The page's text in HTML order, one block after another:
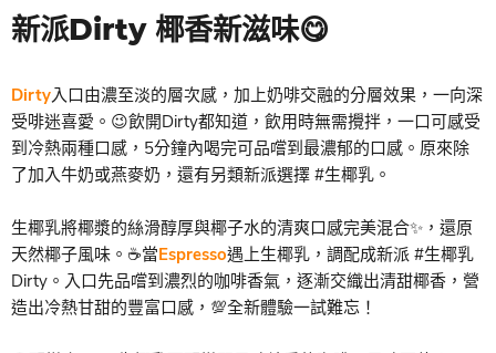
新派Dirty 椰香新滋味😋
Dirty入口由濃至淡的層次感，加上奶啡交融的分層效果，一向深
受啡迷喜愛。😉飲開Dirty都知道，飲用時無需攪拌，一口可感受
到冷熱兩種口感，5分鐘內喝完可品嚐到最濃郁的口感。原來除
了加入牛奶或燕麥奶，還有另類新派選擇 #生椰乳。
生椰乳將椰漿的絲滑醇厚與椰子水的清爽口感完美混合✨，還原
天然椰子風味。☕當Espresso遇上生椰乳，調配成新派 #生椰乳
Dirty。入口先品嚐到濃烈的咖啡香氣，逐漸交織出清甜椰香，營
造出冷熱甘甜的豐富口感，💯全新體驗一試難忘！